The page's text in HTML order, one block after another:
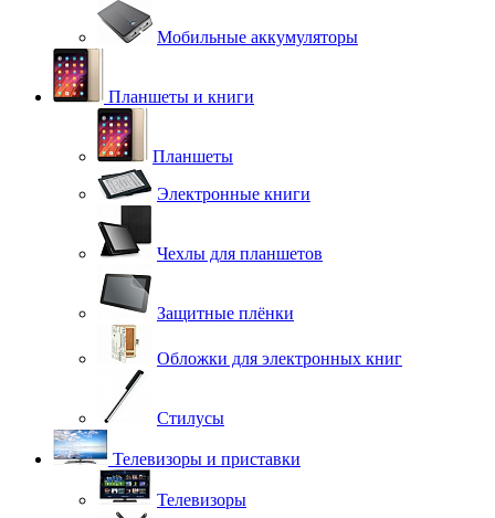
Мобильные аккумуляторы
Планшеты и книги
Планшеты
Электронные книги
Чехлы для планшетов
Защитные плёнки
Обложки для электронных книг
Стилусы
Телевизоры и приставки
Телевизоры